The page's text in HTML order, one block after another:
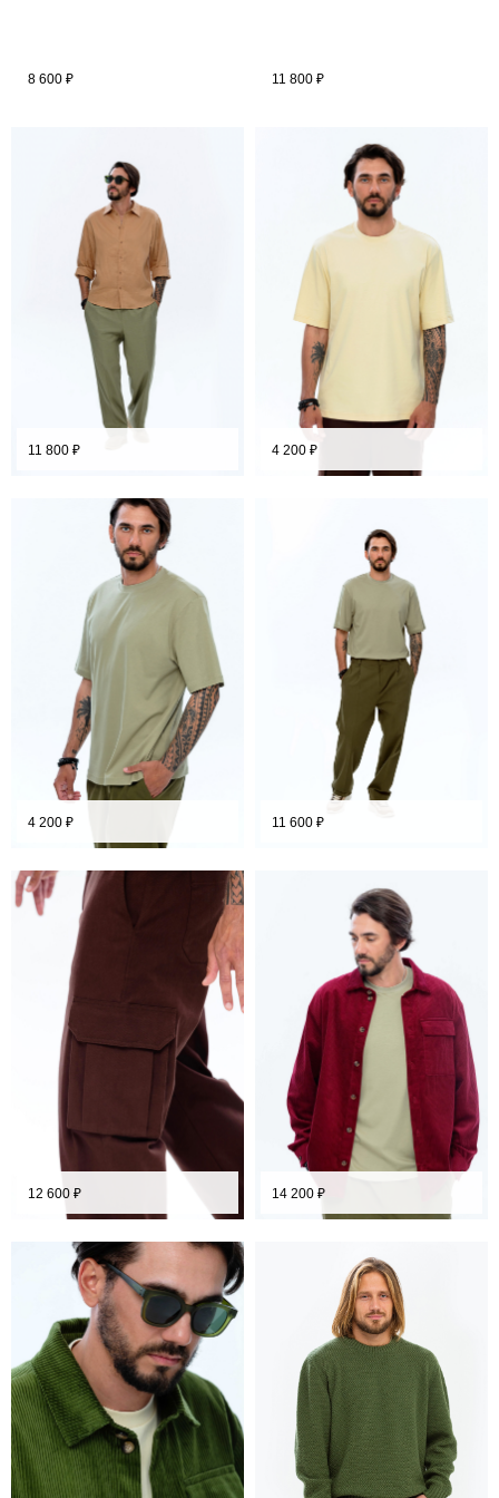
8 600 ₽ 11 800 ₽
11 800 ₽ 4 200 ₽
4 200 ₽ 11 600 ₽
12 600 ₽ 14 200 ₽